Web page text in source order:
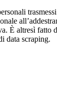
È altresì fatto
data scraping.